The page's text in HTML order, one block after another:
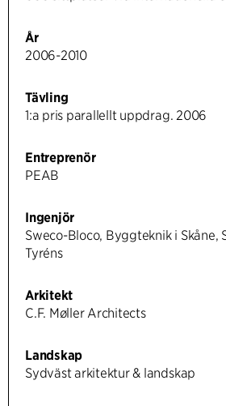
År
2006-2010
Tävling
1:a pris parallellt uppdrag. 2006
Entreprenör
PEAB
Ingenjör
Sweco-Bloco, Byggteknik i Skåne,
Tyréns
Arkitekt
C.F. Møller Architects
Landskap
Sydväst arkitektur & landskap